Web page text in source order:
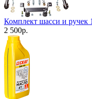
Комплект шасси и ручек
2 500р.